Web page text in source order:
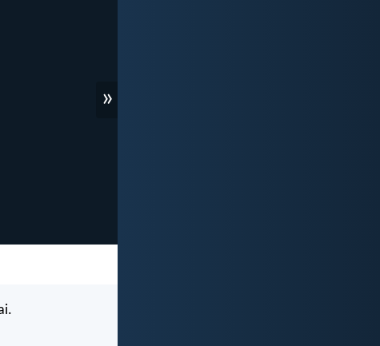
»